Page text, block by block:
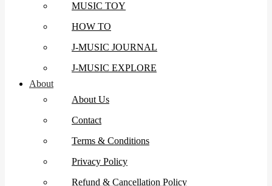
MUSIC TOY
HOW TO
J-MUSIC JOURNAL
J-MUSIC EXPLORE
About
About Us
Contact
Terms & Conditions
Privacy Policy
Refund & Cancellation Policy